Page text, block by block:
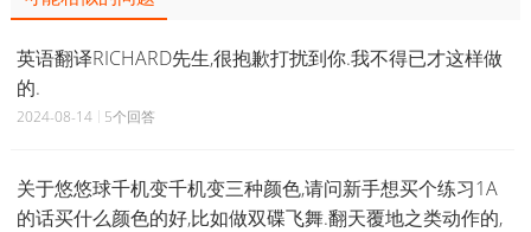
英语翻译RICHARD先生,很抱歉打扰到你.我不得已才这样做
的.
2024-08-14 5个回答
关于悠悠球千机变千机变三种颜色,请问新手想买个练习1A
的话买什么颜色的好,比如做双碟飞舞.翻天覆地之类动作的,